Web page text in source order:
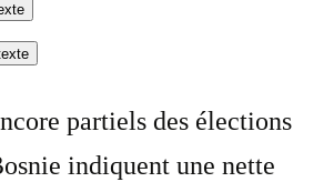
partiels des élections
indiquent une nette